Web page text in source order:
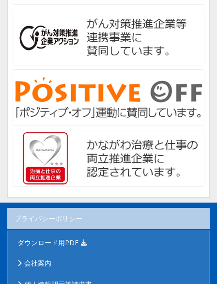
プライバシーポリシー
ダウンロード用PDF
会社案内